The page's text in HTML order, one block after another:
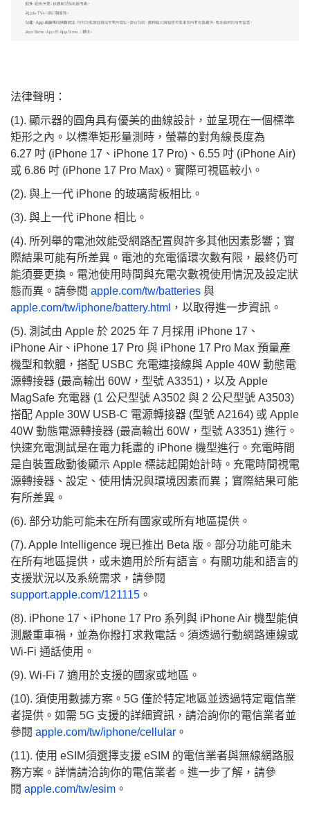
法律聲明：
(1). 顯示器的圓角具有優美的曲線設計，並呈現在一個標準
矩形之內。以標準矩形量測時，螢幕的對角線長度為
6.27 吋 (iPhone 17、iPhone 17 Pro)、6.55 吋 (iPhone Air)
或 6.86 吋 (iPhone 17 Pro Max)。實際可視區較小。
(2). 與上一代 iPhone 的玻璃背板相比。
(3). 與上一代 iPhone 相比。
(4). 所列舉的電池效能受網路配置與許多其他因素影響；實
際結果可能有所差異。電池的充電循環次數有限，最終仍可
能須要更換。電池使用時間與充電次數視使用情況及設定狀
態而異。請參閱 apple.com/tw/batteries 與
apple.com/tw/iphone/battery.html ，以取得進一步資訊。
(5). 測試由 Apple 於 2025 年 7 月採用 iPhone 17、
iPhone Air、iPhone 17 Pro 與 iPhone 17 Pro Max 預量產
機型和軟體，搭配 USBC 充電連接線與 Apple 40W 動態電
源轉接器 (最高輸出 60W，型號 A3351)，以及 Apple
MagSafe 充電器 (1 公尺型號 A3502 與 2 公尺型號 A3503)
搭配 Apple 30W USB‑C 電源轉接器 (型號 A2164) 或 Apple
40W 動態電源轉接器 (最高輸出 60W，型號 A3351) 進行。
快速充電測試是在電力耗盡的 iPhone 機型進行。充電時間
是自裝置啟動後顯示 Apple 標誌起開始計時。充電時間視電
源轉接器、設定、使用情況與環境因素而異；實際結果可能
有所差異。
(6). 部分功能可能未在所有國家或所有地區提供。
(7). Apple Intelligence 現已推出 Beta 版。部分功能可能未
在所有地區提供，或未適用於所有語言。有關功能和語言的
支援狀況以及系統需求，請參閱
support.apple.com/121115 。
(8). iPhone 17、iPhone 17 Pro 系列與 iPhone Air 機型能偵
測嚴重車禍，並為你撥打求救電話。須透過行動網路連線或
Wi-Fi 通話使用。
(9). Wi‑Fi 7 適用於支援的國家或地區。
(10). 須使用數據方案。5G 僅於特定地區並透過特定電信業
者提供。如需 5G 支援的詳細資訊，請洽詢你的電信業者並
參閱 apple.com/tw/iphone/cellular 。
(11). 使用 eSIM須選擇支援 eSIM 的電信業者與無線網路服
務方案。詳情請洽詢你的電信業者。進一步了解，請參
閱 apple.com/tw/esim 。